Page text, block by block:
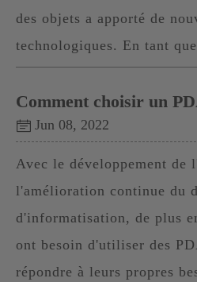
des objets a apporté de
technologiques. En tant
Comment choisir un
Jun 08, 2022
Avec le développement de
l'amélioration continue du
d'informatisation, de plus
ont besoin d'utiliser des
répondre à leurs propres